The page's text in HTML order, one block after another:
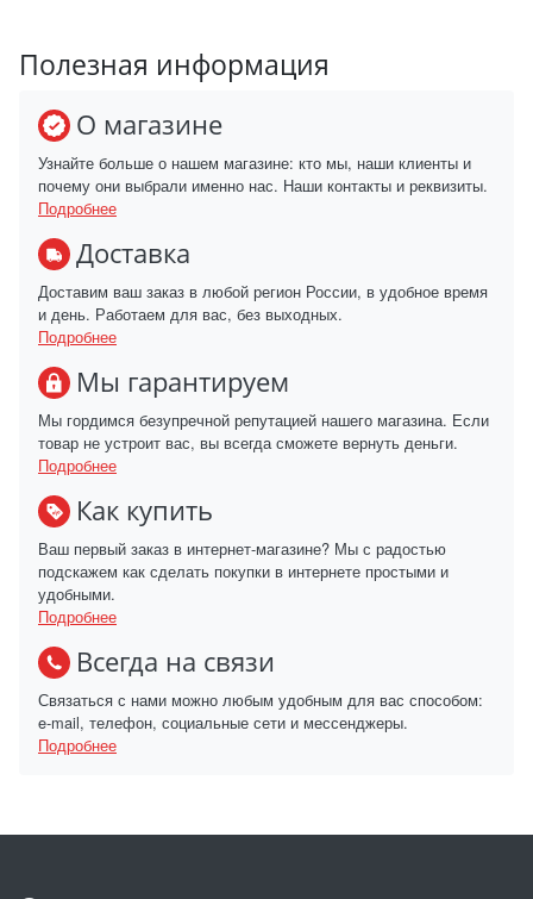
Полезная информация
О магазине
Узнайте больше о нашем магазине: кто мы, наши клиенты и
почему они выбрали именно нас. Наши контакты и реквизиты.
Подробнее
Доставка
Доставим ваш заказ в любой регион России, в удобное время
и день. Работаем для вас, без выходных.
Подробнее
Мы гарантируем
Мы гордимся безупречной репутацией нашего магазина. Если
товар не устроит вас, вы всегда сможете вернуть деньги.
Подробнее
Как купить
Ваш первый заказ в интернет-магазине? Мы с радостью
подскажем как сделать покупки в интернете простыми и
удобными.
Подробнее
Всегда на связи
Связаться с нами можно любым удобным для вас способом:
e-mail, телефон, социальные сети и мессенджеры.
Подробнее